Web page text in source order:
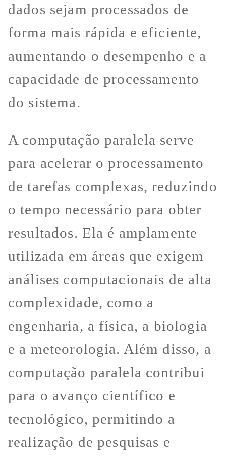
dados sejam processados de
forma mais rápida e eficiente,
aumentando o desempenho e a
capacidade de processamento
do sistema.
A computação paralela serve
para acelerar o processamento
de tarefas complexas, reduzindo
o tempo necessário para obter
resultados. Ela é amplamente
utilizada em áreas que exigem
análises computacionais de alta
complexidade, como a
engenharia, a física, a biologia
e a meteorologia. Além disso, a
computação paralela contribui
para o avanço científico e
tecnológico, permitindo a
realização de pesquisas e